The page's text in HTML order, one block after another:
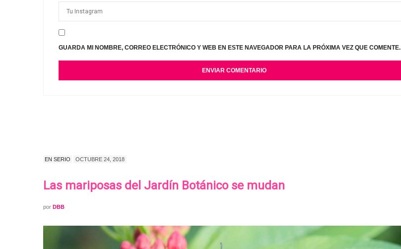
GUARDA MI NOMBRE, CORREO ELECTRÓNICO Y WEB EN ESTE NAVEGADOR PARA LA PRÓXIMA VEZ QUE COMENTE.
EN SERIO OCTUBRE 24, 2018
Las mariposas del Jardín Botánico se mudan
por DBB